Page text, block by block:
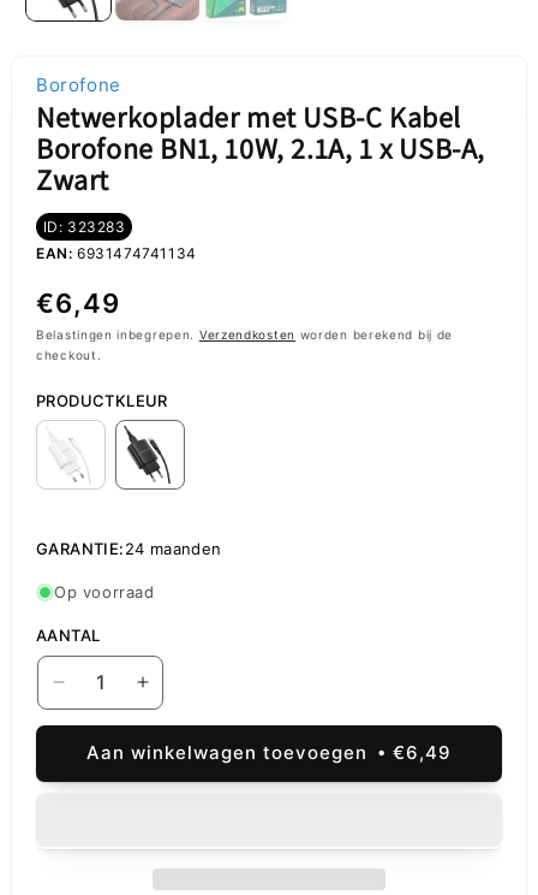
Borofone
Netwerkoplader met USB-C Kabel
Borofone BN1, 10W, 2.1A, 1 x USB-A,
Zwart
ID: 323283
EAN: 6931474741134
Normale
prijs
€6,49
Belastingen inbegrepen. Verzendkosten worden berekend bij de
checkout.
PRODUCTKLEUR
GARANTIE:24 maanden
Op voorraad
AANTAL
Aantal
verlagen
voor
Netwerkoplader
C
Aantal
verhogen
voor
Netwerkoplader
C
Kabel
Aan winkelwagen toevoegen €6,49